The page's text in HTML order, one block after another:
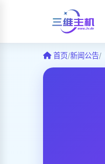
首页/新闻公告/